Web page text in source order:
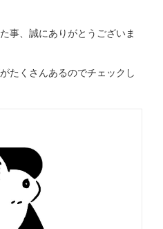
事、誠にありがとうございま
たくさんあるのでチェックし